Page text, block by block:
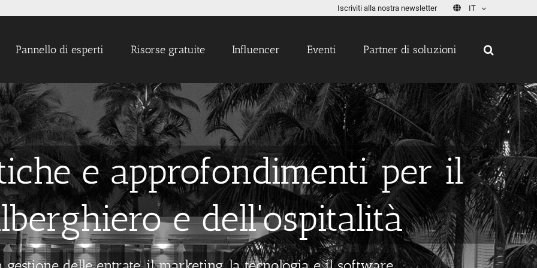
Iscriviti alla nostra newsletter IT
Pannello di esperti Risorse gratuite Influencer Eventi Partner di soluzioni
e approfondimenti per il
e dell'ospitalità